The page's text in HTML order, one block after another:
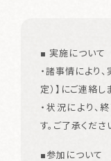
■ 実施について
・諸事情により
定）】にご連絡し
・状況により
す。ご了承くださ
■参加について